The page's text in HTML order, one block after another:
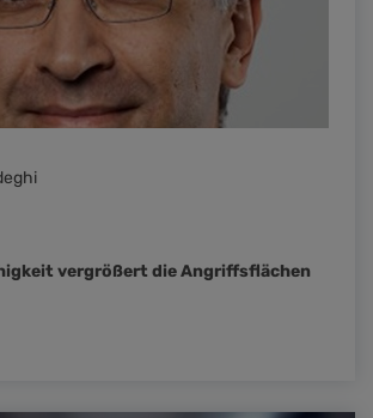
vergrößert die Angriffsflächen